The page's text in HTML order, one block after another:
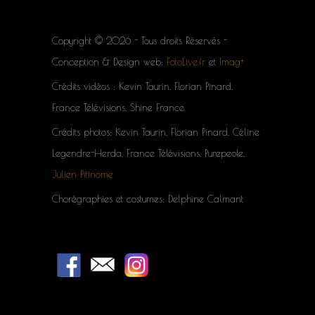
Copyright © 2026 - Tous droits Réservés -
Conception & Design web: FotoLive.fr et Imag+
Crédits vidéos : Kevin Taurin, Florian Pinard,
France Télévisions, Shine France
Crédits photos: Kevin Taurin, Florian Pinard, Céline
Legendre-Herda, France Télévisions, Purepeole,
Julien Pitinome
Chorégraphies et costumes: Delphine Calmant